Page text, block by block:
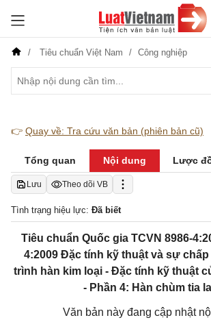
Tiêu chuẩn Việt Nam Công nghiệp
👉 Quay về: Tra cứu văn bản (phiên bản cũ)
Tổng quan Nội dung Lược
Lưu Theo dõi VB
Tình trạng hiệu lực: Đã biết
Tiêu chuẩn Quốc gia TCVN 8986-
4:2009 Đặc tính kỹ thuật và sự
trình hàn kim loại - Đặc tính kỹ thuật
- Phần 4: Hàn chùm tia
Văn bản này đang cập nhật